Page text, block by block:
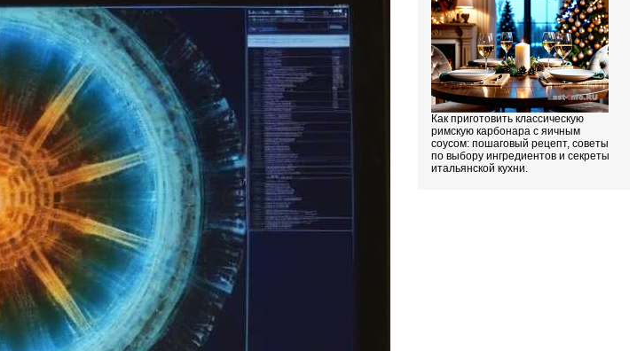
Как приготовить классическую
римскую карбонара с яичным
соусом: пошаговый рецепт, советы
по выбору ингредиентов и секреты
итальянской кухни.